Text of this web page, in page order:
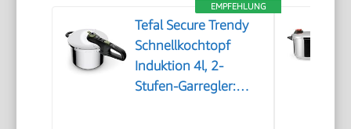
EMPFEHLUNG
Tefal Secure Trendy
Schnellkochtopf
Induktion 4l, 2-
Stufen-Garregler: